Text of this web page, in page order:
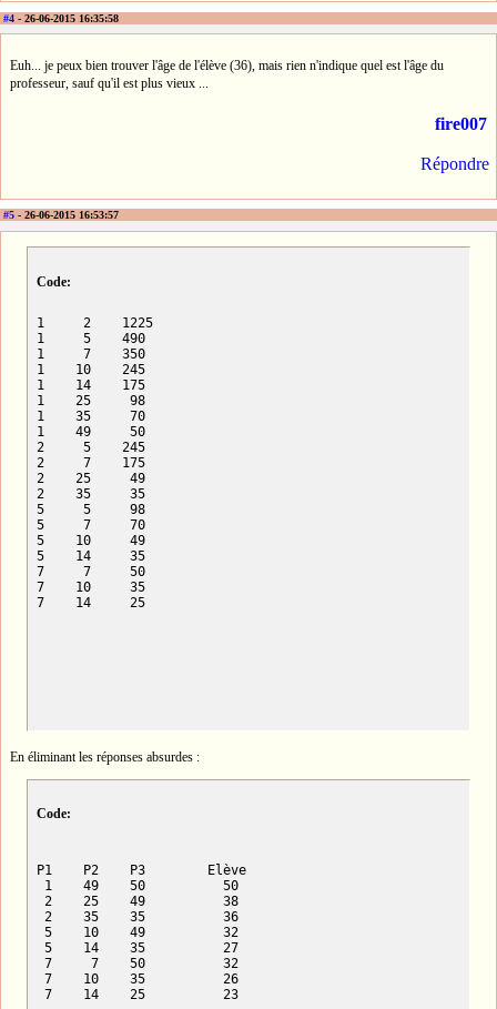
#4 - 26-06-2015 16:35:58
Euh... je peux bien trouver l'âge de l'élève (36), mais rien n'indique quel est l'âge du
professeur, sauf qu'il est plus vieux ...
fire007
Répondre
#5 - 26-06-2015 16:53:57
Code:
1     2    1225
1     5    490
1     7    350
1    10    245
1    14    175
1    25     98
1    35     70
1    49     50
2     5    245
2     7    175
2    25     49
2    35     35
5     5     98
5     7     70
5    10     49
5    14     35
7     7     50
7    10     35
7    14     25
En éliminant les réponses absurdes :
Code:
P1    P2    P3        Elève
1    49    50          50
2    25    49          38
2    35    35          36
5    10    49          32
5    14    35          27
7     7    50          32
7    10    35          26
7    14    25          23